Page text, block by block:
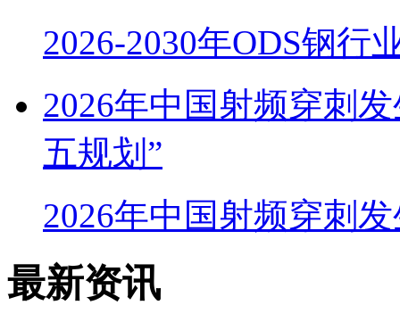
2026-2030年ODS钢行
2026年中国射频穿刺
五规划”
2026年中国射频穿刺
最新资讯